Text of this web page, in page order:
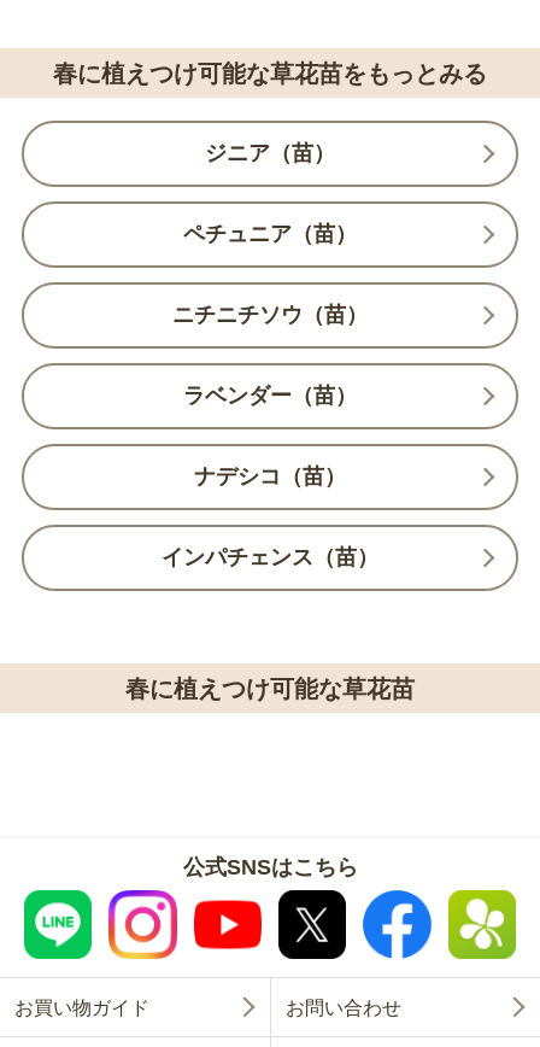
春に植えつけ可能な草花苗をもっとみる
ジニア（苗）
ペチュニア（苗）
ニチニチソウ（苗）
ラベンダー（苗）
ナデシコ（苗）
インパチェンス（苗）
春に植えつけ可能な草花苗
公式SNSはこちら
お買い物ガイド お問い合わせ